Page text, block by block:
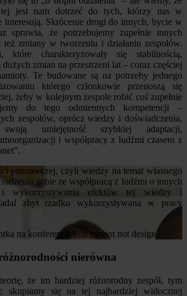
jest nam dotrzeć do tych, którzy nas w
interesują. Skrócenie drogi do innych, bycie w
sprawia, że potrzebujemy zupełnie innych
też zmiany w tworzeniu i działaniu zespołów.
które charakteryzowały się stabilnością,
zmian na przestrzeni lat – coraz częściej
Te budowane są na potrzeby jednego
którego członkowie przenoszą się
żeby w kolejnym zespole robić coś zupełnie
do tego odmiennych kompetencji –
zespołów, oprócz wiedzy i doświadczenia,
umiejętność szybkiej adaptacji,
i współpracy z ludźmi czasem z
poznawczej, czyli wiedzy na temat własnego
sobie ze współpracą z ludźmi o innych
i wykorzystywania efektów tej wiedzy i
zbyt rzadko wykorzystywana w pracy
na konferencji You cannot not design
nierówna
że im bardziej różnorodny zespół, tym
skupiamy się na tej najbardziej widocznej